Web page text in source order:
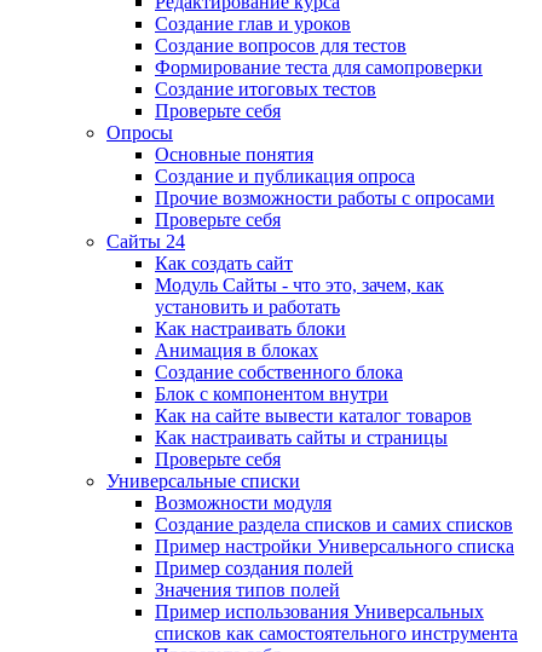
Создание глав и уроков
Создание вопросов для тестов
Формирование теста для самопроверки
Создание итоговых тестов
Проверьте себя
Опросы
Основные понятия
Создание и публикация опроса
Прочие возможности работы с опросами
Проверьте себя
Сайты 24
Как создать сайт
Модуль Сайты - что это, зачем, как
установить и работать
Как настраивать блоки
Анимация в блоках
Создание собственного блока
Блок с компонентом внутри
Как на сайте вывести каталог товаров
Как настраивать сайты и страницы
Проверьте себя
Универсальные списки
Возможности модуля
Создание раздела списков и самих списков
Пример настройки Универсального списка
Пример создания полей
Значения типов полей
Пример использования Универсальных
списков как самостоятельного инструмента